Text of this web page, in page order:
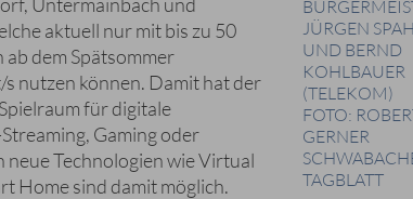
JÜRGEN
UND BERND
KOHLBAUER
(TELEKOM)
FOTO:
GERNER
TAGBLATT
aktuell nur mit bis zu 50
dem Spätsommer
nutzen können. Damit hat der
für digitale
Gaming oder
Technologien wie Virtual
Home sind damit möglich.